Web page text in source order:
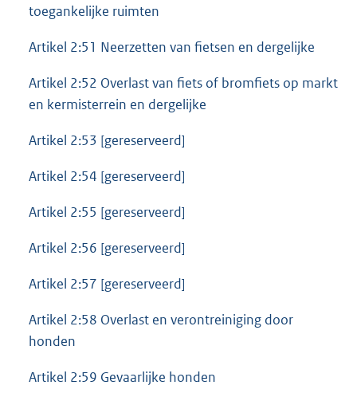
toegankelijke ruimten
Artikel 2:51 Neerzetten van fietsen en dergelijke
Artikel 2:52 Overlast van fiets of bromfiets op markt
en kermisterrein en dergelijke
Artikel 2:53 [gereserveerd]
Artikel 2:54 [gereserveerd]
Artikel 2:55 [gereserveerd]
Artikel 2:56 [gereserveerd]
Artikel 2:57 [gereserveerd]
Artikel 2:58 Overlast en verontreiniging door
honden
Artikel 2:59 Gevaarlijke honden